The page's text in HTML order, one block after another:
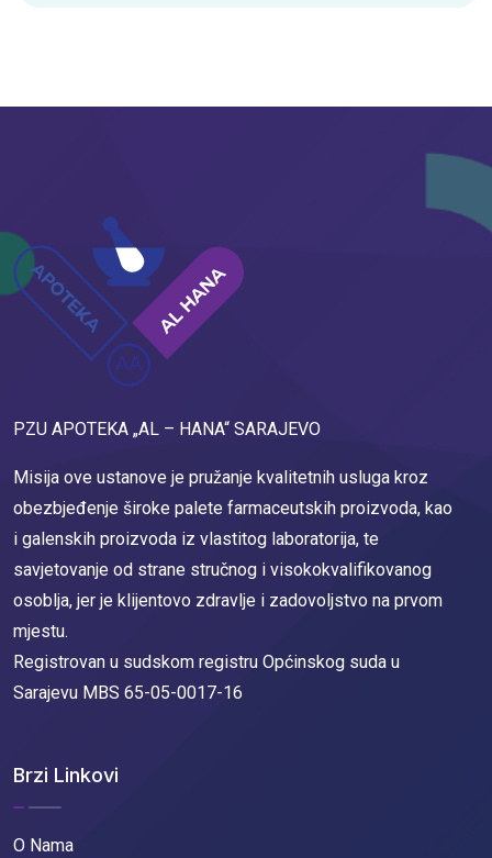
PZU APOTEKA „AL – HANA“ SARAJEVO
Misija ove ustanove je pružanje kvalitetnih usluga kroz
obezbjeđenje široke palete farmaceutskih proizvoda, kao
i galenskih proizvoda iz vlastitog laboratorija, te
savjetovanje od strane stručnog i visokokvalifikovanog
osoblja, jer je klijentovo zdravlje i zadovoljstvo na prvom
mjestu.
Registrovan u sudskom registru Općinskog suda u
Sarajevu MBS 65-05-0017-16
Brzi Linkovi
O Nama